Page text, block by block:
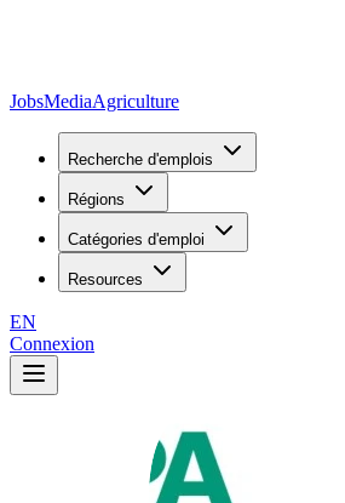
JobsMediaAgriculture
Recherche d'emplois
Régions
Catégories d'emploi
Resources
EN
Connexion